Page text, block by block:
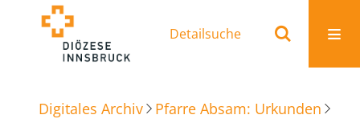
Detailsuche
Digitales Archiv Pfarre Absam: Urkunden